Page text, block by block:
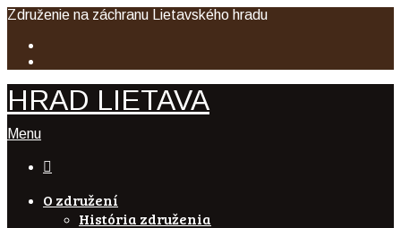
Združenie na záchranu Lietavského hradu
HRAD LIETAVA
Menu

O združení
História združenia